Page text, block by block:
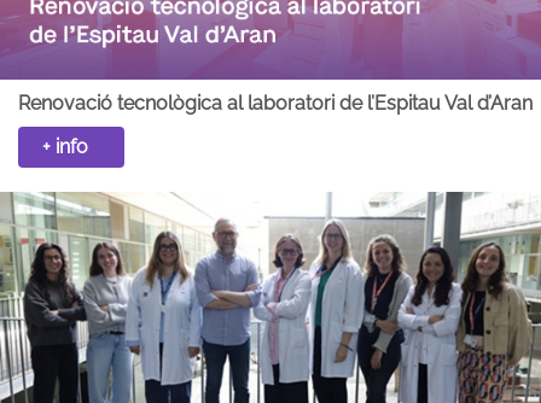
Renovació tecnològica al laboratori de l’Espitau Val d’Aran
+ info